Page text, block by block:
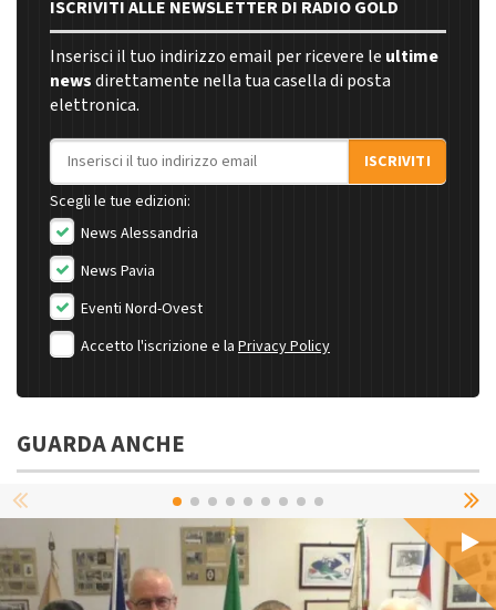
ISCRIVITI ALLE NEWSLETTER DI RADIO GOLD
Inserisci il tuo indirizzo email per ricevere le ultime
newsdirettamente nella tua casella di posta
elettronica.
Indirizzo email
ISCRIVITI
Scegli le tue edizioni:
News Alessandria
News Pavia
Eventi Nord-Ovest
Accetto l'iscrizione e la Privacy Policy
GUARDA ANCHE